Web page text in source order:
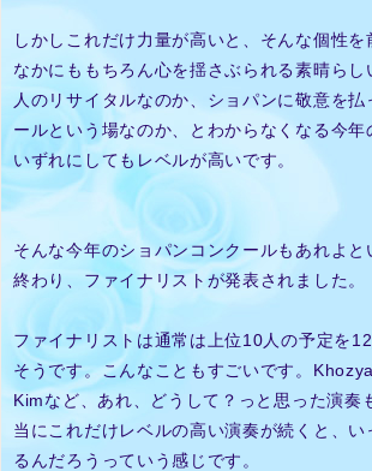
しかしこれだけ力量が高いと、そんな個性
なかにももちろん心を揺さぶられる素晴ら
人のリサイタルなのか、ショパンに敬意を払
ールという場なのか、とわからなくなる今年
いずれにしてもレベルが高いです。
そんな今年のショパンコンクールもあれよ
終わり、ファイナリストが発表されました。
ファイナリストは通常は上位10人の予定を
そうです。こんなこともすごいです。
Kimなど、あれ、どうして？っと思った演奏
当にこれだけレベルの高い演奏が続くと、い
るんだろうっていう感じです。